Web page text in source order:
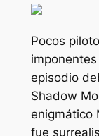
Pocos
episodio
Shadow
enigmático
fue